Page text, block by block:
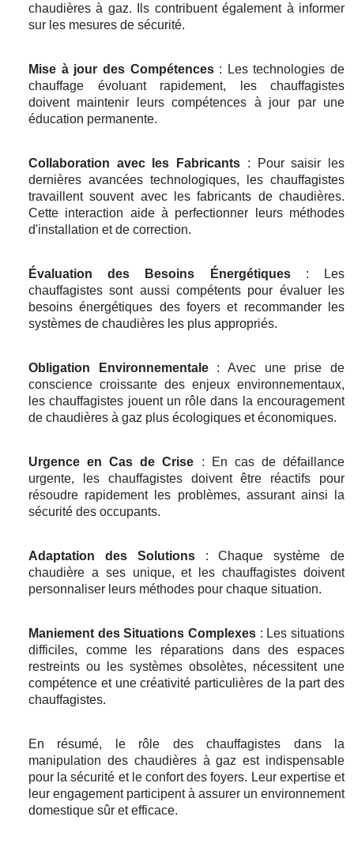
chaudières à gaz. Ils contribuent également à informer
sur les mesures de sécurité.
Mise à jour des Compétences: Les technologies de
chauffage évoluant rapidement, les chauffagistes
doivent maintenir leurs compétences à jour par une
éducation permanente.
Collaboration avec les Fabricants : Pour saisir les
dernières avancées technologiques, les chauffagistes
travaillent souvent avec les fabricants de chaudières.
Cette interaction aide à perfectionner leurs méthodes
d'installation et de correction.
Évaluation des Besoins Énergétiques: Les
chauffagistes sont aussi compétents pour évaluer les
besoins énergétiques des foyers et recommander les
systèmes de chaudières les plus appropriés.
Obligation Environnementale: Avec une prise de
conscience croissante des enjeux environnementaux,
les chauffagistes jouent un rôle dans la encouragement
de chaudières à gaz plus écologiques et économiques.
Urgence en Cas de Crise : En cas de défaillance
urgente, les chauffagistes doivent être réactifs pour
résoudre rapidement les problèmes, assurant ainsi la
sécurité des occupants.
Adaptation des Solutions: Chaque système de
chaudière a ses unique, et les chauffagistes doivent
personnaliser leurs méthodes pour chaque situation.
Maniement des Situations Complexes : Les situations
difficiles, comme les réparations dans des espaces
restreints ou les systèmes obsolètes, nécessitent une
compétence et une créativité particulières de la part des
chauffagistes.
En résumé, le rôle des chauffagistes dans la
manipulation des chaudières à gaz est indispensable
pour la sécurité et le confort des foyers. Leur expertise et
leur engagement participent à assurer un environnement
domestique sûr et efficace.